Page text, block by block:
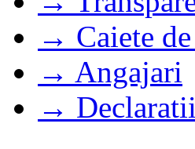
→ Caiete
→ Angajari
→